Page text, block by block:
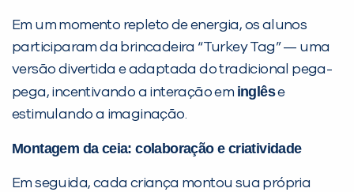
Em um momento repleto de energia, os alunos
participaram da brincadeira “Turkey Tag” — uma
versão divertida e adaptada do tradicional pega-
pega, incentivando a interação em inglêse
estimulando a imaginação.
Montagem da ceia: colaboração e criatividade
Em seguida, cada criança montou sua própria
Preencha com seus dados abaixo e
já vamos te colocar em contato